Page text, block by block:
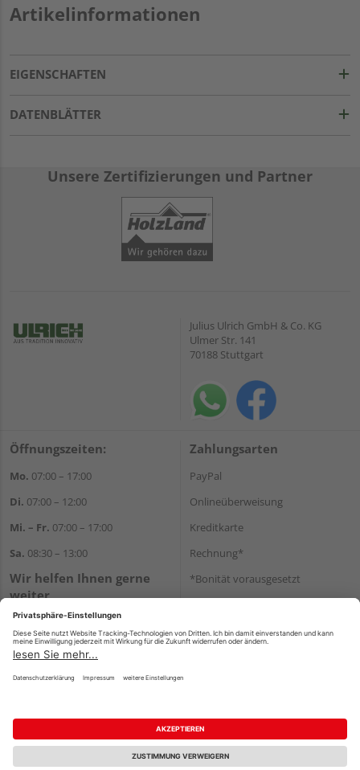
Artikelinformationen
EIGENSCHAFTEN
DATENBLÄTTER
Unsere Zertifizierungen und Partner
Julius Ulrich GmbH & Co. KG
Ulmer Str. 141
70188 Stuttgart
Öffnungszeiten:
Mo. 07:00 – 17:00
Di. 07:00 – 12:00
Mi. – Fr. 07:00 – 17:00
Sa. 08:30 – 13:00
Wir helfen Ihnen gerne
weiter
Tel.:+49 711 168520
WhatsApp
Zahlungsarten
PayPal
Onlineüberweisung
Kreditkarte
Rechnung*
*Bonität vorausgesetzt
Versand
Impressum AGB Widerruf
Datenschutz
Reservierungsbedingungen
Vertrag widerrufen